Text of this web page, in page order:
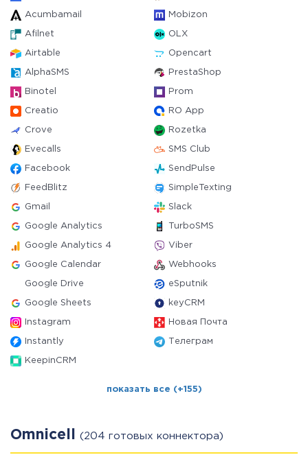
Acumbamail Mobizon
Afilnet OLX
Airtable Opencart
AlphaSMS PrestaShop
Binotel Prom
Creatio RO App
Crove Rozetka
Evecalls SMS Club
Facebook SendPulse
FeedBlitz SimpleTexting
Gmail Slack
Google Analytics TurboSMS
Google Analytics 4 Viber
Google Calendar Webhooks
Google Drive eSputnik
Google Sheets keyCRM
Instagram Новая Почта
Instantly Телеграм
KeepinCRM
показать все (+155)
Omnicell (204 готовых коннектора)